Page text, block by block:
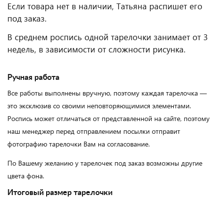
Если товара нет в наличии, Татьяна распишет его
под заказ.
В среднем роспись одной тарелочки занимает от 3
недель, в зависимости от сложности рисунка.
Ручная работа
Все работы выполнены вручную, поэтому каждая тарелочка —
это эксклюзив со своими неповторяющимися элементами.
Роспись может отличаться от представленной на сайте, поэтому
наш менеджер перед отправлением посылки отправит
фотографию тарелочки Вам на согласование.
По Вашему желанию у тарелочек под заказ возможны другие
цвета фона.
Итоговый размер тарелочки